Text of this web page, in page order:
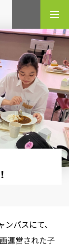
検索
パスにて、
運営された子